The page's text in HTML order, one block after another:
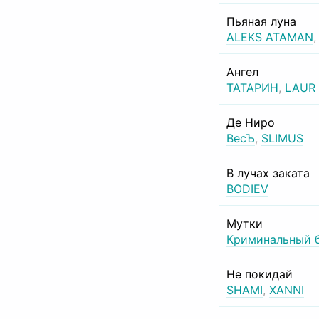
Пьяная луна
ALEKS ATAMAN,
Ангел
ТАТАРИН, LAUR
Де Ниро
ВесЪ, SLIMUS
В лучах заката
BODIEV
Мутки
Криминальный
Не покидай
SHAMI, XANNI